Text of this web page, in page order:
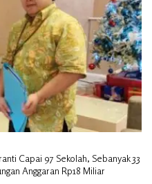
Capai 97 Sekolah, Sebanyak 33
Anggaran Rp18 Miliar